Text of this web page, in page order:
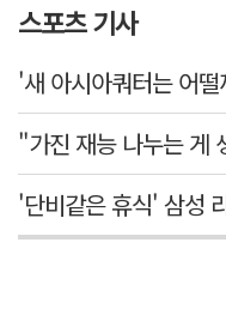
스포츠 기사